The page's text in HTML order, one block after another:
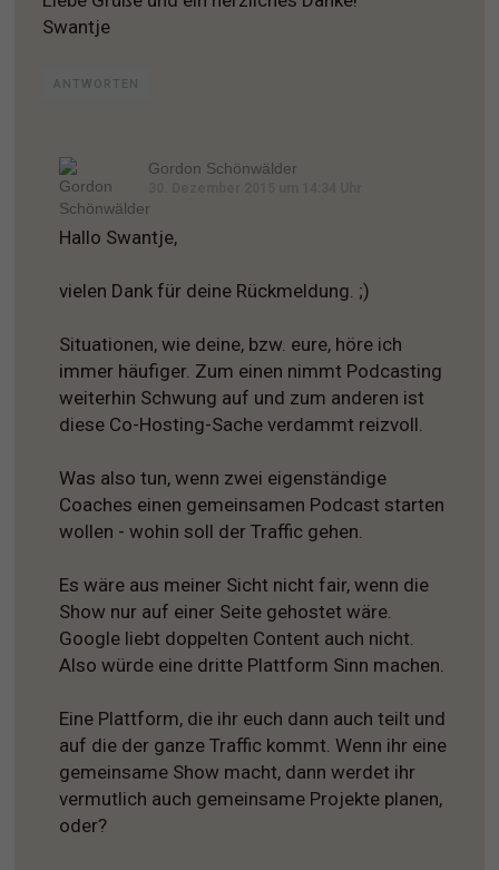
Swantje
ANTWORTEN
Gordon Schönwälder
Hallo Swantje,
vielen Dank für deine Rückmeldung. ;)
Situationen, wie deine, bzw. eure, höre ich
immer häufiger. Zum einen nimmt Podcasting
weiterhin Schwung auf und zum anderen ist
diese Co-Hosting-Sache verdammt reizvoll.
Was also tun, wenn zwei eigenständige
Coaches einen gemeinsamen Podcast starten
wollen - wohin soll der Traffic gehen.
Es wäre aus meiner Sicht nicht fair, wenn die
Show nur auf einer Seite gehostet wäre.
Google liebt doppelten Content auch nicht.
Also würde eine dritte Plattform Sinn machen.
Eine Plattform, die ihr euch dann auch teilt und
auf die der ganze Traffic kommt. Wenn ihr eine
gemeinsame Show macht, dann werdet ihr
vermutlich auch gemeinsame Projekte planen,
oder?